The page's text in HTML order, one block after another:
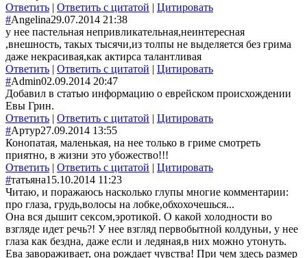
Ответить | Ответить с цитатой | Цитировать
#Angelina29.07.2014 21:38
у нее пастельная непривликательная,неинтересная
,внешность, такых тысячи,из толпы не выделяется без грима
даже некрасивая,как актирса талантливая
Ответить | Ответить с цитатой | Цитировать
#Admin02.09.2014 20:47
Добавил в статью информацию о еврейском происхождении
Евы Грин.
Ответить | Ответить с цитатой | Цитировать
#Артур27.09.2014 13:55
Конопатая, маленькая, на нее только в гриме смотреть
приятно, в жизни это убожество!!!
Ответить | Ответить с цитатой | Цитировать
#татьяна15.10.2014 11:23
Читаю, и поражаюсь насколько глупы многие комментарии:
про глаза, грудь,волосы на лобке,обхохочешься...
Она вся дышит сексом,эротикой. О какой холодности во
взгляде идет речь?! У нее взгляд первобытной колдуньи, у нее
глаза как бездна, даже если и ледяная,в них можно утонуть.
Ева завораживает, она рождает чувства! При чем здесь размер